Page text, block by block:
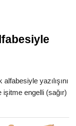
yazılışını
engelli (sağır)